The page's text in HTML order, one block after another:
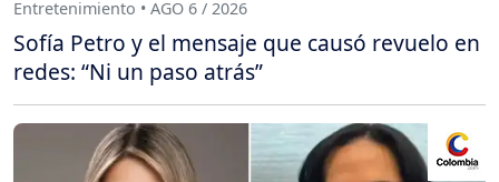
Entretenimiento • AGO 6 / 2026
Sofía Petro y el mensaje que causó revuelo en
redes: “Ni un paso atrás”